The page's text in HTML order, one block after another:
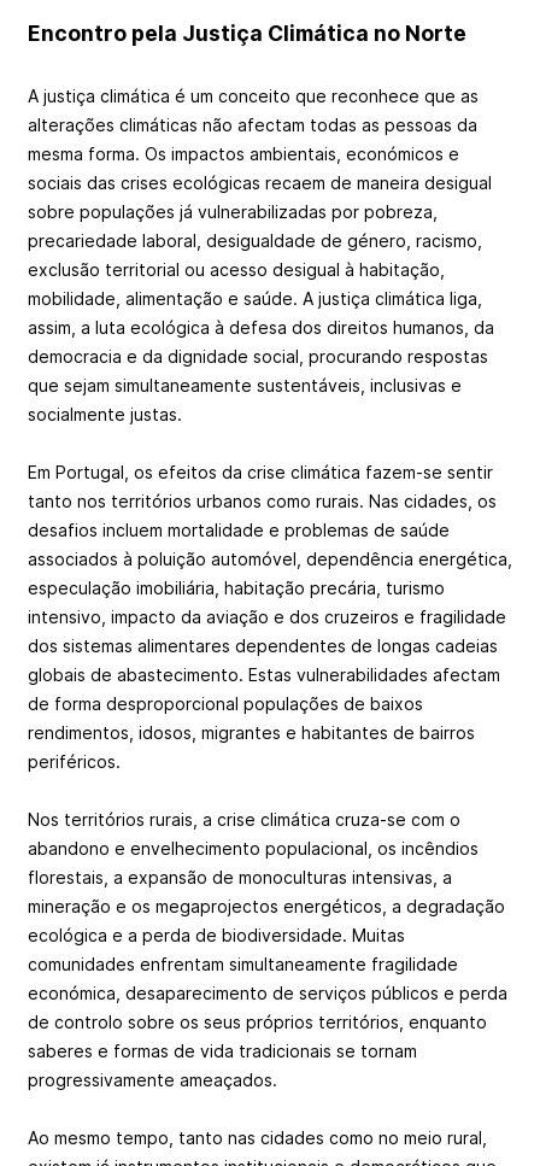
Encontro pela Justiça Climática no Norte
A justiça climática é um conceito que reconhece que as
alterações climáticas não afectam todas as pessoas da
mesma forma. Os impactos ambientais, económicos e
sociais das crises ecológicas recaem de maneira desigual
sobre populações já vulnerabilizadas por pobreza,
precariedade laboral, desigualdade de género, racismo,
exclusão territorial ou acesso desigual à habitação,
mobilidade, alimentação e saúde. A justiça climática liga,
assim, a luta ecológica à defesa dos direitos humanos, da
democracia e da dignidade social, procurando respostas
que sejam simultaneamente sustentáveis, inclusivas e
socialmente justas.
Em Portugal, os efeitos da crise climática fazem-se sentir
tanto nos territórios urbanos como rurais. Nas cidades, os
desafios incluem mortalidade e problemas de saúde
associados à poluição automóvel, dependência energética,
especulação imobiliária, habitação precária, turismo
intensivo, impacto da aviação e dos cruzeiros e fragilidade
dos sistemas alimentares dependentes de longas cadeias
globais de abastecimento. Estas vulnerabilidades afectam
de forma desproporcional populações de baixos
rendimentos, idosos, migrantes e habitantes de bairros
periféricos.
Nos territórios rurais, a crise climática cruza-se com o
abandono e envelhecimento populacional, os incêndios
florestais, a expansão de monoculturas intensivas, a
mineração e os megaprojectos energéticos, a degradação
ecológica e a perda de biodiversidade. Muitas
comunidades enfrentam simultaneamente fragilidade
económica, desaparecimento de serviços públicos e perda
de controlo sobre os seus próprios territórios, enquanto
saberes e formas de vida tradicionais se tornam
progressivamente ameaçados.
Ao mesmo tempo, tanto nas cidades como no meio rural,